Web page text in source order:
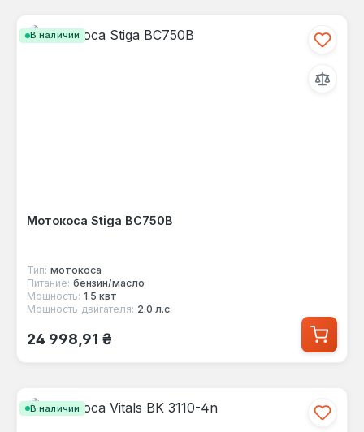
В наличии
Мотокоса Stiga BC750B
Тип: мотокоса
Питание: бензин/масло
Мощность: 1.5 квт
Мощность двигателя: 2.0 л.с.
Обычная цена:
24 998,91 ₴
В наличии